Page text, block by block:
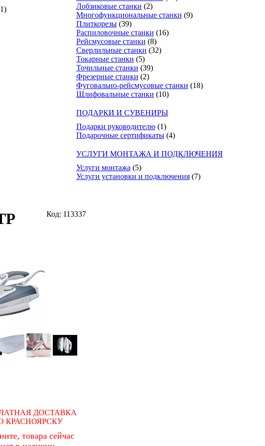
Лобзиковые станки (2)
Многофункциональные станки (9)
Плиткорезы (39)
Распиловочные станки (16)
Рейсмусовые станки (8)
Сверлильные станки (32)
Токарные станки (5)
Точильные станки (39)
Фрезерные станки (2)
Фуговально-рейсмусовые станки (18)
Шлифовальные станки (10)
ПОДАРКИ И СУВЕНИРЫ
Подарки руководителю (1)
Подарочные сертификаты (4)
УСЛУГИ МОНТАЖА И ПОДКЛЮЧЕНИЯ
Услуги монтажа (5)
Услуги установки и подключения (7)
Код: 113337
ДОСТАВКА
КРАСНОЯРСКУ
товара сейчас